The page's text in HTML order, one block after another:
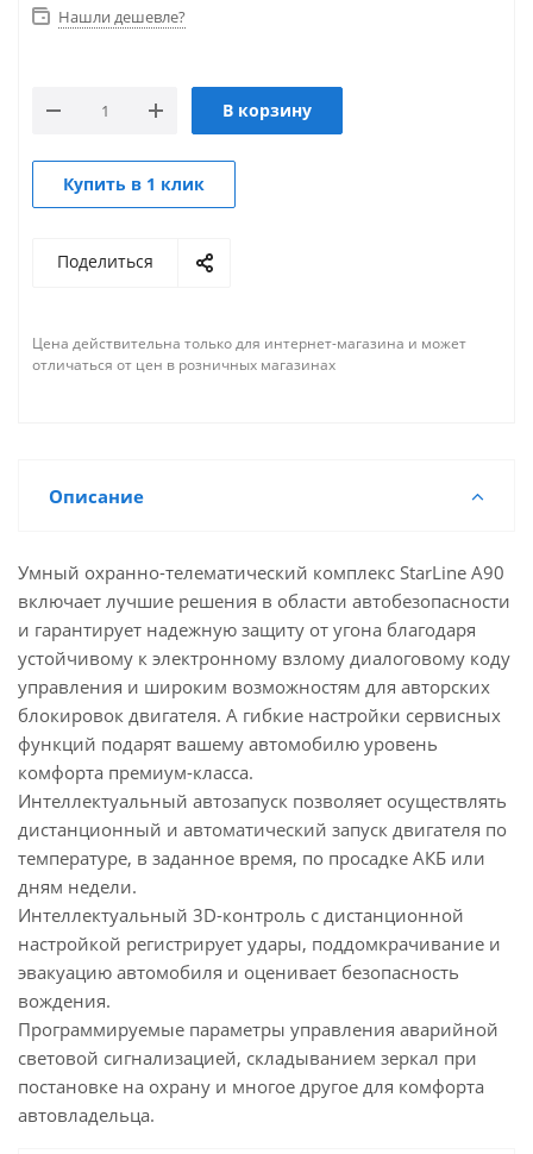
Нашли дешевле?
В корзину
Купить в 1 клик
Поделиться
Цена действительна только для интернет-магазина и может
отличаться от цен в розничных магазинах
Описание
Умный охранно-телематический комплекс StarLine А90
включает лучшие решения в области автобезопасности
и гарантирует надежную защиту от угона благодаря
устойчивому к электронному взлому диалоговому коду
управления и широким возможностям для авторских
блокировок двигателя. А гибкие настройки сервисных
функций подарят вашему автомобилю уровень
комфорта премиум-класса.
Интеллектуальный автозапуск позволяет осуществлять
дистанционный и автоматический запуск двигателя по
температуре, в заданное время, по просадке АКБ или
дням недели.
Интеллектуальный 3D-контроль с дистанционной
настройкой регистрирует удары, поддомкрачивание и
эвакуацию автомобиля и оценивает безопасность
вождения.
Программируемые параметры управления аварийной
световой сигнализацией, складыванием зеркал при
постановке на охрану и многое другое для комфорта
автовладельца.